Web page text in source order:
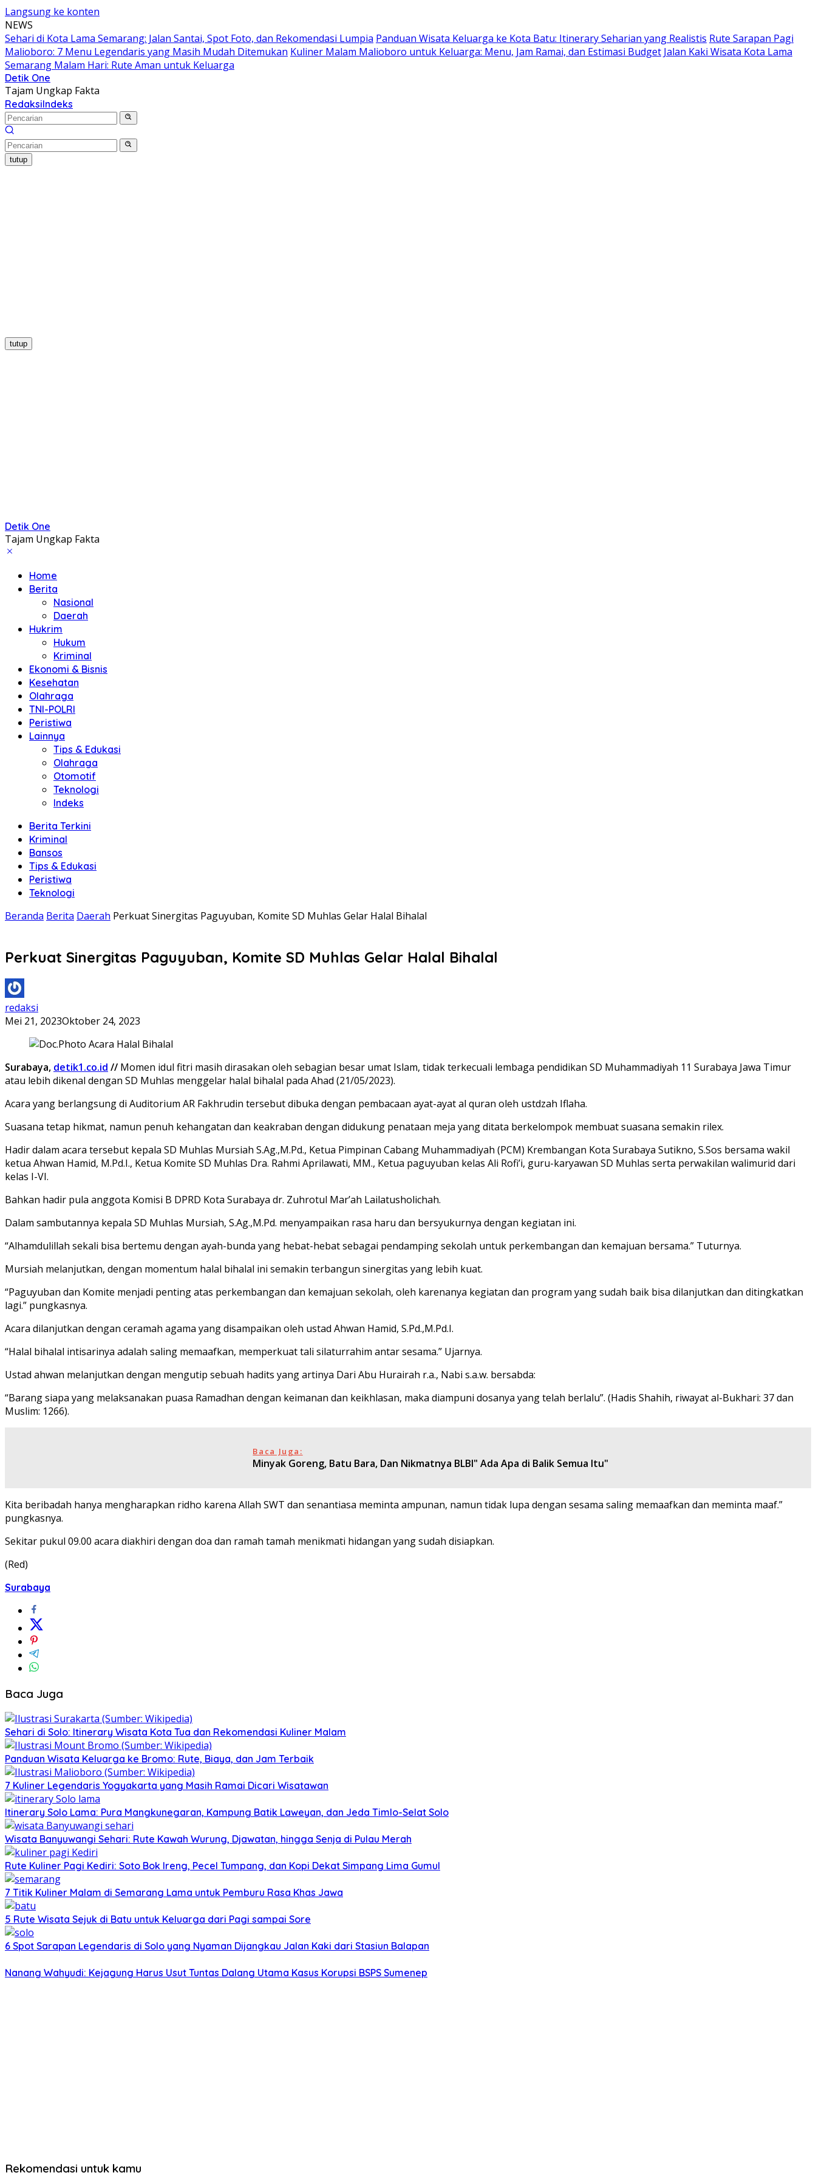
Langsung ke konten
NEWS
Sehari di Kota Lama Semarang: Jalan Santai, Spot Foto, dan Rekomendasi Lumpia Panduan Wisata Keluarga ke Kota Batu: Itinerary Seharian yang Realistis Rute Sarapan Pagi
Malioboro: 7 Menu Legendaris yang Masih Mudah Ditemukan Kuliner Malam Malioboro untuk Keluarga: Menu, Jam Ramai, dan Estimasi Budget Jalan Kaki Wisata Kota Lama
Semarang Malam Hari: Rute Aman untuk Keluarga
Detik One
Tajam Ungkap Fakta
RedaksiIndeks
tutup
tutup
Detik One
Tajam Ungkap Fakta
Home
Berita
Nasional
Daerah
Hukrim
Hukum
Kriminal
Ekonomi & Bisnis
Kesehatan
Olahraga
TNI-POLRI
Peristiwa
Lainnya
Tips & Edukasi
Olahraga
Otomotif
Teknologi
Indeks
Berita Terkini
Kriminal
Bansos
Tips & Edukasi
Peristiwa
Teknologi
Beranda Berita Daerah Perkuat Sinergitas Paguyuban, Komite SD Muhlas Gelar Halal Bihalal
Perkuat Sinergitas Paguyuban, Komite SD Muhlas Gelar Halal Bihalal
redaksi
Mei 21, 2023Oktober 24, 2023
Surabaya, detik1.co.id // Momen idul fitri masih dirasakan oleh sebagian besar umat Islam, tidak terkecuali lembaga pendidikan SD Muhammadiyah 11 Surabaya Jawa Timur
atau lebih dikenal dengan SD Muhlas menggelar halal bihalal pada Ahad (21/05/2023).
Acara yang berlangsung di Auditorium AR Fakhrudin tersebut dibuka dengan pembacaan ayat-ayat al quran oleh ustdzah Iflaha.
Suasana tetap hikmat, namun penuh kehangatan dan keakraban dengan didukung penataan meja yang ditata berkelompok membuat suasana semakin rilex.
Hadir dalam acara tersebut kepala SD Muhlas Mursiah S.Ag.,M.Pd., Ketua Pimpinan Cabang Muhammadiyah (PCM) Krembangan Kota Surabaya Sutikno, S.Sos bersama wakil
ketua Ahwan Hamid, M.Pd.I., Ketua Komite SD Muhlas Dra. Rahmi Aprilawati, MM., Ketua paguyuban kelas Ali Rofi’i, guru-karyawan SD Muhlas serta perwakilan walimurid dari
kelas I-VI.
Bahkan hadir pula anggota Komisi B DPRD Kota Surabaya dr. Zuhrotul Mar’ah Lailatusholichah.
Dalam sambutannya kepala SD Muhlas Mursiah, S.Ag.,M.Pd. menyampaikan rasa haru dan bersyukurnya dengan kegiatan ini.
“Alhamdulillah sekali bisa bertemu dengan ayah-bunda yang hebat-hebat sebagai pendamping sekolah untuk perkembangan dan kemajuan bersama.” Tuturnya.
Mursiah melanjutkan, dengan momentum halal bihalal ini semakin terbangun sinergitas yang lebih kuat.
“Paguyuban dan Komite menjadi penting atas perkembangan dan kemajuan sekolah, oleh karenanya kegiatan dan program yang sudah baik bisa dilanjutkan dan ditingkatkan
lagi.” pungkasnya.
Acara dilanjutkan dengan ceramah agama yang disampaikan oleh ustad Ahwan Hamid, S.Pd.,M.Pd.I.
“Halal bihalal intisarinya adalah saling memaafkan, memperkuat tali silaturrahim antar sesama.” Ujarnya.
Ustad ahwan melanjutkan dengan mengutip sebuah hadits yang artinya Dari Abu Hurairah r.a., Nabi s.a.w. bersabda:
“Barang siapa yang melaksanakan puasa Ramadhan dengan keimanan dan keikhlasan, maka diampuni dosanya yang telah berlalu”. (Hadis Shahih, riwayat al-Bukhari: 37 dan
Muslim: 1266).
Baca Juga:
Minyak Goreng, Batu Bara, Dan Nikmatnya BLBI" Ada Apa di Balik Semua Itu"
Kita beribadah hanya mengharapkan ridho karena Allah SWT dan senantiasa meminta ampunan, namun tidak lupa dengan sesama saling memaafkan dan meminta maaf.”
pungkasnya.
Sekitar pukul 09.00 acara diakhiri dengan doa dan ramah tamah menikmati hidangan yang sudah disiapkan.
(Red)
Surabaya
Baca Juga
Sehari di Solo: Itinerary Wisata Kota Tua dan Rekomendasi Kuliner Malam
Panduan Wisata Keluarga ke Bromo: Rute, Biaya, dan Jam Terbaik
7 Kuliner Legendaris Yogyakarta yang Masih Ramai Dicari Wisatawan
Itinerary Solo Lama: Pura Mangkunegaran, Kampung Batik Laweyan, dan Jeda Timlo-Selat Solo
Wisata Banyuwangi Sehari: Rute Kawah Wurung, Djawatan, hingga Senja di Pulau Merah
Rute Kuliner Pagi Kediri: Soto Bok Ireng, Pecel Tumpang, dan Kopi Dekat Simpang Lima Gumul
7 Titik Kuliner Malam di Semarang Lama untuk Pemburu Rasa Khas Jawa
5 Rute Wisata Sejuk di Batu untuk Keluarga dari Pagi sampai Sore
6 Spot Sarapan Legendaris di Solo yang Nyaman Dijangkau Jalan Kaki dari Stasiun Balapan
Nanang Wahyudi: Kejagung Harus Usut Tuntas Dalang Utama Kasus Korupsi BSPS Sumenep
Rekomendasi untuk kamu